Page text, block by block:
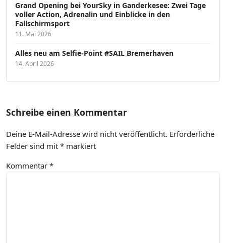
Grand Opening bei YourSky in Ganderkesee: Zwei Tage
voller Action, Adrenalin und Einblicke in den
Fallschirmsport
11. Mai 2026
Alles neu am Selfie-Point #SAIL Bremerhaven
14. April 2026
Schreibe einen Kommentar
Deine E-Mail-Adresse wird nicht veröffentlicht. Erforderliche
Felder sind mit * markiert
Kommentar *